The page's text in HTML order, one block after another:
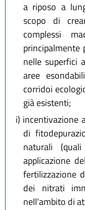
a riposo a
scopo di
complessi
nelle superfici
aree
corridoi
già esistenti;
i) incentivazione
di
naturali
applicazione
fertilizzazione
dei nitrati
nell'ambito di